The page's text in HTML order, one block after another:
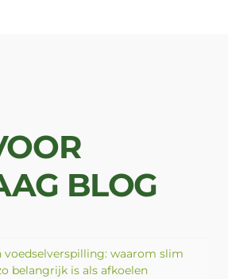
BLOG
waarom slim
belangrijk is als afkoelen